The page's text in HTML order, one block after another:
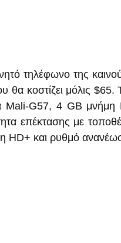
τηλέφωνο της
θα κοστίζει μόλις
Mali-G57, 4 GB μνήμη
επέκτασης με
HD+ και ρυθμό